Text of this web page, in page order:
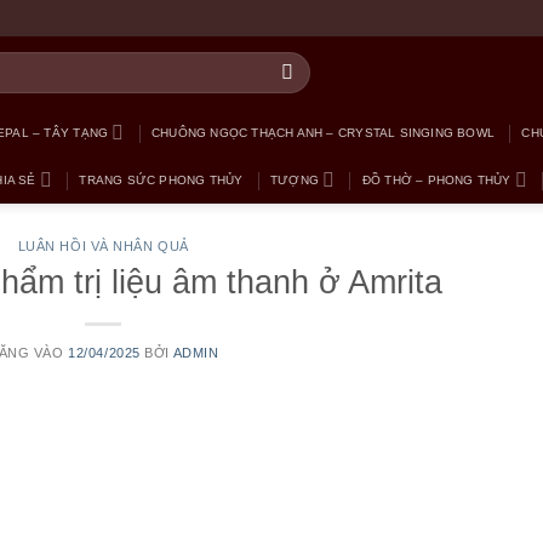
– TÂY TẠNG CHUÔNG NGỌC THẠCH ANH – CRYSTAL SINGING BOWL
SẺ TRANG SỨC PHONG THỦY TƯỢNG ĐỒ THỜ – PHONG THỦY
LUÂN HỒI VÀ NHÂN QUẢ
trị liệu âm thanh ở Amrita
VÀO 12/04/2025 BỞI ADMIN